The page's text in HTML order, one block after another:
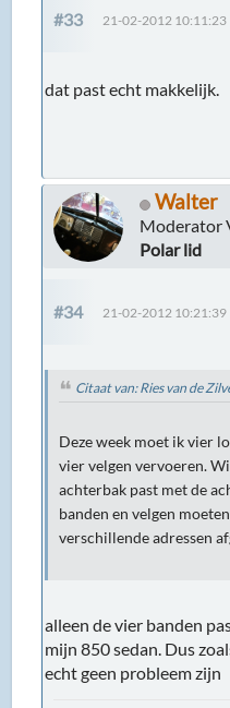
#33 21-02-2012 10:11:23
dat past echt makkelijk.
Walter
Moderator
Polar lid
#34 21-02-2012 10:21:39
Citaat van: Ries van de
Deze week moet ik vier
vier velgen vervoeren.
achterbak past met de
banden en velgen
verschillende adressen
alleen de vier banden
mijn 850 sedan. Dus
echt geen probleem zijn